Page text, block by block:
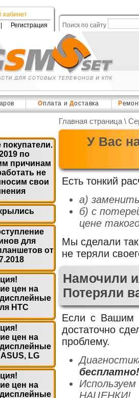
Регистрация Поиск по сайту
Оплата и Доставка Р
по
причинам
не
свои
для
от
цен на
HTC
цен на
LG
цен на
Главная страница\
У Вас
Есть тонкий
а)
б) с
цене
Мы сделали
не теряли
Намочили
Потеряли
Если с Вашим
достаточно
проблему.
бесплатно!
НАЦЕНКИ!